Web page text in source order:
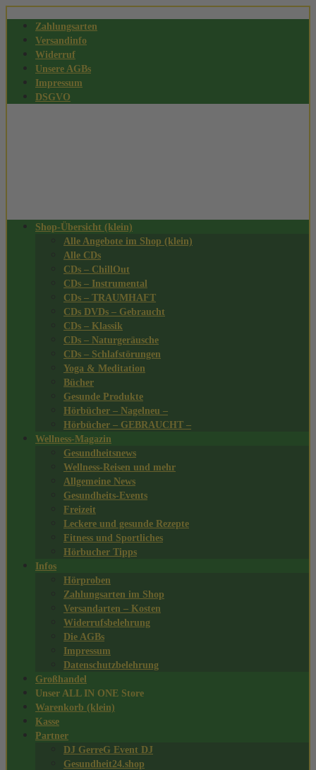
Zahlungsarten
Versandinfo
Widerruf
Unsere AGBs
Impressum
DSGVO
Shop-Übersicht (klein)
Alle Angebote im Shop (klein)
Alle CDs
CDs – ChillOut
CDs – Instrumental
CDs – TRAUMHAFT
CDs DVDs – Gebraucht
CDs – Klassik
CDs – Naturgeräusche
CDs – Schlafstörungen
Yoga & Meditation
Bücher
Gesunde Produkte
Hörbücher – Nagelneu –
Hörbücher – GEBRAUCHT –
Wellness-Magazin
Gesundheitsnews
Wellness-Reisen und mehr
Allgemeine News
Gesundheits-Events
Freizeit
Leckere und gesunde Rezepte
Fitness und Sportliches
Hörbucher Tipps
Infos
Hörproben
Zahlungsarten im Shop
Versandarten – Kosten
Widerrufsbelehrung
Die AGBs
Impressum
Datenschutzbelehrung
Großhandel
Unser ALL IN ONE Store
Warenkorb (klein)
Kasse
Partner
DJ GerreG Event DJ
Gesundheit24.shop